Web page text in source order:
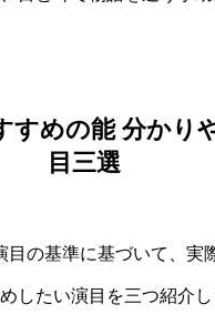
すめの能 分かり
目三選
目の基準に基づいて、実
したい演目を三つ紹介